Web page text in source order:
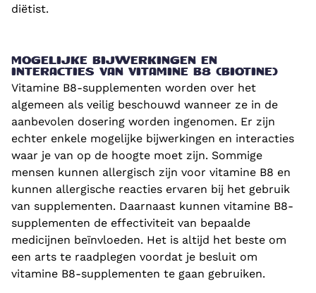
diëtist.
MOGELIJKE BIJWERKINGEN EN
INTERACTIES VAN VITAMINE B8 (BIOTINE)
Vitamine B8-supplementen worden over het
algemeen als veilig beschouwd wanneer ze in de
aanbevolen dosering worden ingenomen. Er zijn
echter enkele mogelijke bijwerkingen en interacties
waar je van op de hoogte moet zijn. Sommige
mensen kunnen allergisch zijn voor vitamine B8 en
kunnen allergische reacties ervaren bij het gebruik
van supplementen. Daarnaast kunnen vitamine B8-
supplementen de effectiviteit van bepaalde
medicijnen beïnvloeden. Het is altijd het beste om
een arts te raadplegen voordat je besluit om
vitamine B8-supplementen te gaan gebruiken.